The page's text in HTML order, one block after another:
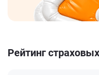
Рейтинг